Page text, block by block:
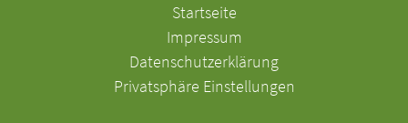
Navigation
überspringen
Startseite
Impressum
Datenschutzerklärung
Privatsphäre Einstellungen